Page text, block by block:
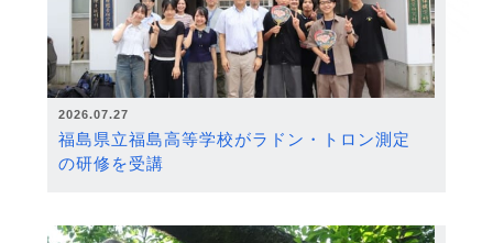
2026.07.27
福島県立福島高等学校がラドン・トロン測定
の研修を受講